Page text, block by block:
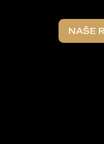
NAŠE